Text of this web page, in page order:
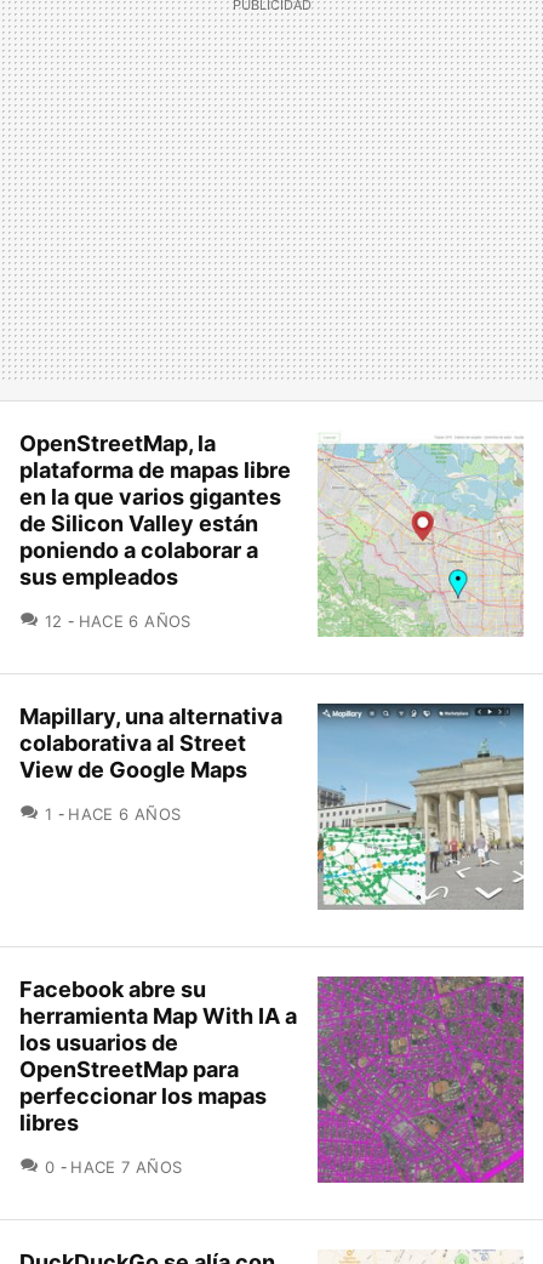
OpenStreetMap, la
plataforma de mapas libre
en la que varios gigantes
de Silicon Valley están
poniendo a colaborar a
sus empleados
12 COMENTARIOS
HACE 6 AÑOS
Mapillary, una alternativa
colaborativa al Street
View de Google Maps
1 COMENTARIOS
HACE 6 AÑOS
Facebook abre su
herramienta Map With IA a
los usuarios de
OpenStreetMap para
perfeccionar los mapas
libres
0 COMENTARIOS
HACE 7 AÑOS